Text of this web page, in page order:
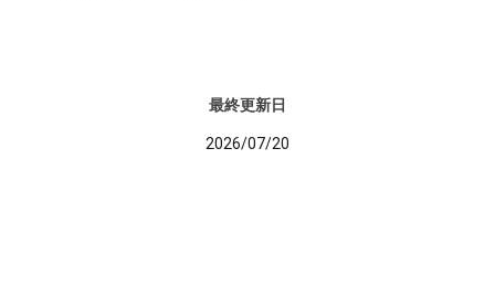
最終更新日
2026/07/20